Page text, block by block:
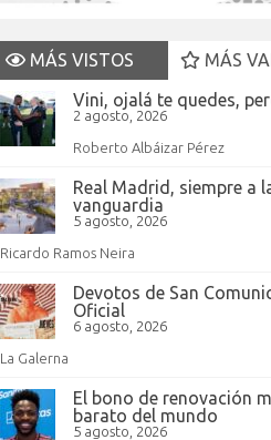
MÁS VISTOS
MÁS
Vini, ojalá te quedes,
2 agosto, 2026
Roberto Albáizar Pérez
Real Madrid, siempre a
vanguardia
5 agosto, 2026
Ricardo Ramos Neira
Devotos de San
Oficial
6 agosto, 2026
La Galerna
El bono de renovación
barato del mundo
5 agosto, 2026